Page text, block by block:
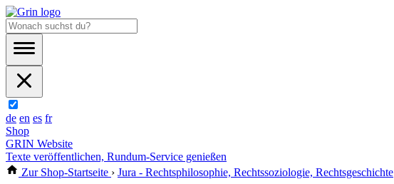
de en es fr
Shop
GRIN Website
Texte veröffentlichen, Rundum-Service genießen
Zur Shop-Startseite › Jura - Rechtsphilosophie, Rechtssoziologie, Rechtsgeschichte